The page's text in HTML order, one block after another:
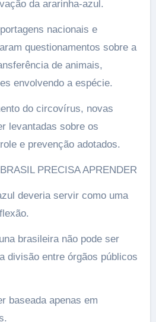
da ararinha-azul.
nacionais e
questionamentos sobre a
de animais,
envolvendo a espécie.
do circovírus, novas
levantadas sobre os
e prevenção adotados.
PRECISA APRENDER
deveria servir como uma
brasileira não pode ser
divisão entre órgãos públicos
baseada apenas em